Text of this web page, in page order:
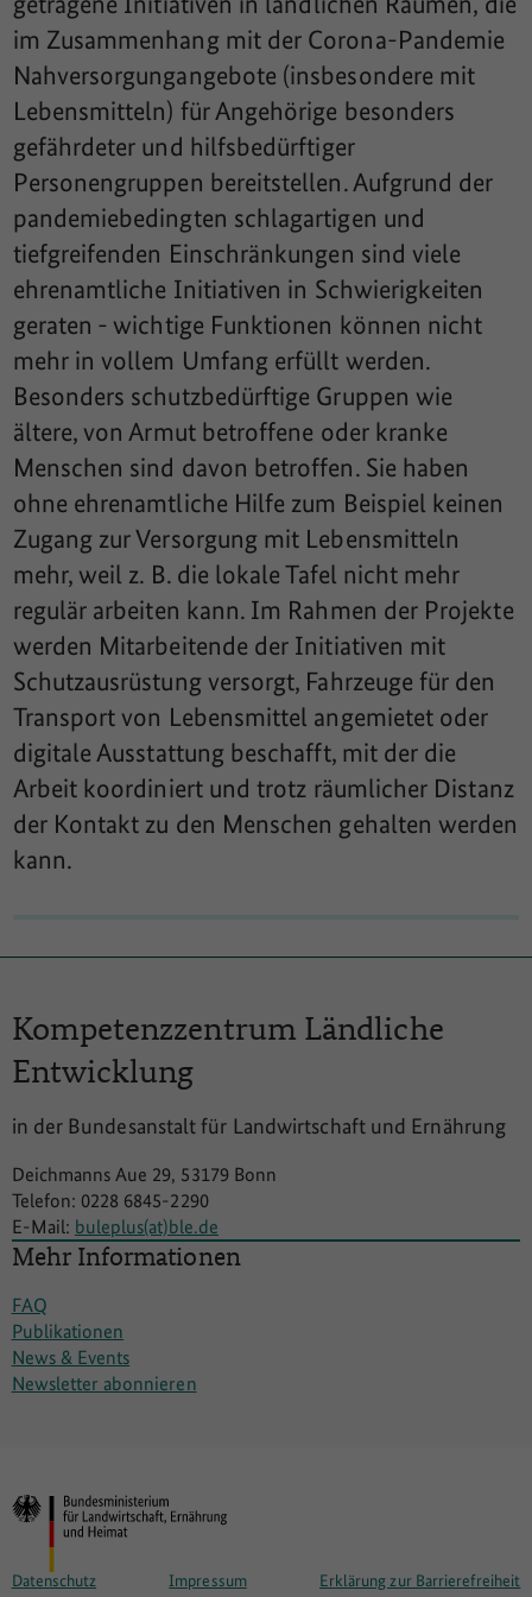
im Zusammenhang mit der Corona-Pandemie
Nahversorgungangebote (insbesondere mit
Lebensmitteln) für Angehörige besonders
gefährdeter und hilfsbedürftiger
Personengruppen bereitstellen. Aufgrund der
pandemiebedingten schlagartigen und
tiefgreifenden Einschränkungen sind viele
ehrenamtliche Initiativen in Schwierigkeiten
geraten - wichtige Funktionen können nicht
mehr in vollem Umfang erfüllt werden.
Besonders schutzbedürftige Gruppen wie
ältere, von Armut betroffene oder kranke
Menschen sind davon betroffen. Sie haben
ohne ehrenamtliche Hilfe zum Beispiel keinen
Zugang zur Versorgung mit Lebensmitteln
mehr, weil z. B. die lokale Tafel nicht mehr
regulär arbeiten kann. Im Rahmen der Projekte
werden Mitarbeitende der Initiativen mit
Schutzausrüstung versorgt, Fahrzeuge für den
Transport von Lebensmittel angemietet oder
digitale Ausstattung beschafft, mit der die
Arbeit koordiniert und trotz räumlicher Distanz
der Kontakt zu den Menschen gehalten werden
kann.
Kompetenzzentrum Ländliche
Entwicklung
in der Bundesanstalt für Landwirtschaft und Ernährung
Deichmanns Aue 29, 53179 Bonn
Telefon: 0228 6845-2290
E-Mail: buleplus(at)ble.de
Mehr Informationen
FAQ
Publikationen
News & Events
Newsletter abonnieren
Datenschutz Impressum Erklärung zur Barrierefreiheit